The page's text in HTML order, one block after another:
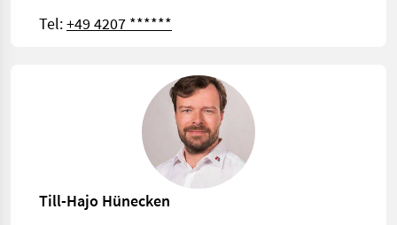
Tel:+49 4207 ******
Till-Hajo Hünecken